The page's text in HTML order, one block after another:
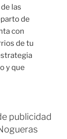
las
de
con
de tu
y que
publicidad